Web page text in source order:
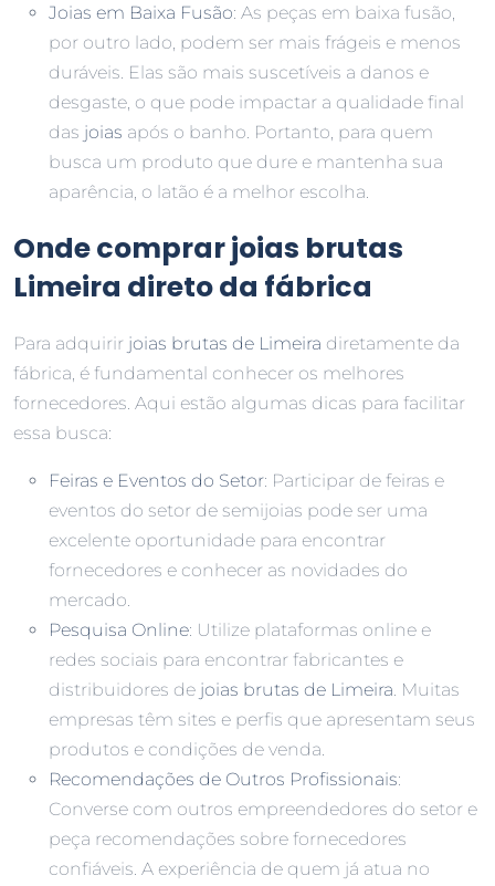
Joias em Baixa Fusão: As peças em baixa fusão,
por outro lado, podem ser mais frágeis e menos
duráveis. Elas são mais suscetíveis a danos e
desgaste, o que pode impactar a qualidade final
das joias após o banho. Portanto, para quem
busca um produto que dure e mantenha sua
aparência, o latão é a melhor escolha.
Onde comprar joias brutas
Limeira direto da fábrica
Para adquirir joias brutas de Limeira diretamente da
fábrica, é fundamental conhecer os melhores
fornecedores. Aqui estão algumas dicas para facilitar
essa busca:
Feiras e Eventos do Setor: Participar de feiras e
eventos do setor de semijoias pode ser uma
excelente oportunidade para encontrar
fornecedores e conhecer as novidades do
mercado.
Pesquisa Online: Utilize plataformas online e
redes sociais para encontrar fabricantes e
distribuidores de joias brutas de Limeira . Muitas
empresas têm sites e perfis que apresentam seus
produtos e condições de venda.
Recomendações de Outros Profissionais:
Converse com outros empreendedores do setor e
peça recomendações sobre fornecedores
confiáveis. A experiência de quem já atua no